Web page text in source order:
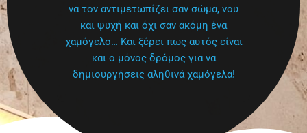
να τον αντιμετωπίζει σαν σώμα, νου
και ψυχή και όχι σαν ακόμη ένα
χαμόγελο… Και ξέρει πως αυτός είναι
και ο μόνος δρόμος για να
δημιουργήσεις αληθινά χαμόγελα!